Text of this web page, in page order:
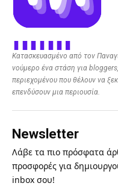
Κατασκευασμένο από τον
νούμερο ένα στάση για
περιεχομένου που θέλουν να
επενδύσουν μια περιουσία.
Newsletter
Λάβε τα πιο πρόσφατα
προσφορές για
inbox σου!